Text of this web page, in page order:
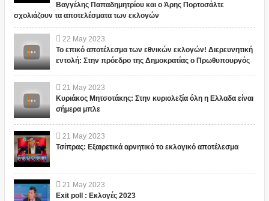
Βαγγέλης Παπαδημητρίου και ο Άρης Πορτοσάλτε
σχολιάζουν τα αποτελέσματα των εκλογών
22 May 2023
Το επικό αποτέλεσμα των εθνικών εκλογών! Διερευνητική
εντολή: Στην πρόεδρο της Δημοκρατίας ο Πρωθυπουργός
21 May 2023
Κυριάκος Μητσοτάκης: Στην κυριολεξία όλη η Ελλαδα είναι
σήμερα μπλε
21 May 2023
Τσίπρας: Εξαιρετικά αρνητικό το εκλογικό αποτέλεσμα
21 May 2023
Exit poll : Εκλογές 2023